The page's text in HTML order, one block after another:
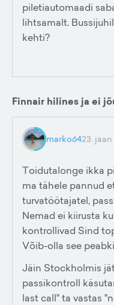
piletiautomaadi
lihtsamalt.
kehti?
Finnair hilines ja ei
marko6423. jaan
Toidutalonge ikka
ma tähele pannud
turvatöötajatel,
Nemad ei kiirusta
kontrollivad Sind
Võib-olla see
Jäin Stockholmis
passikontroll
last call" ta vastas